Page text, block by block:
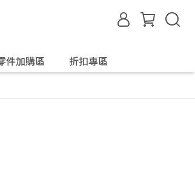
通知。
件加購區 折扣專區